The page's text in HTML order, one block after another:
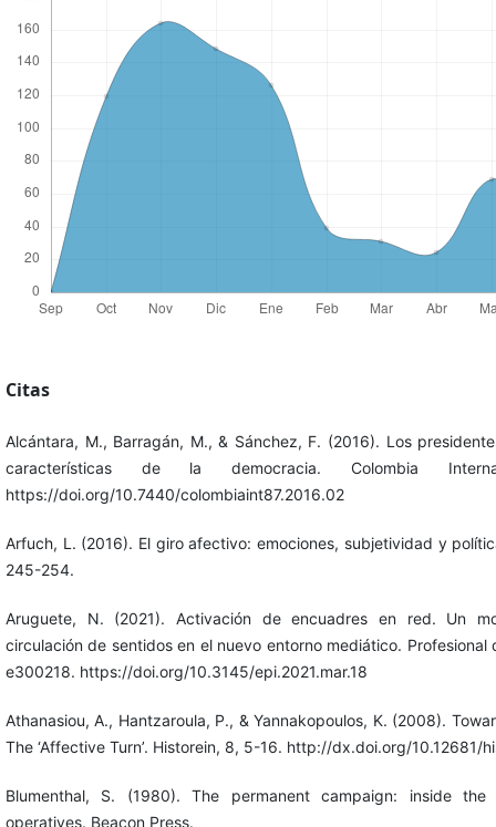
Citas
Alcántara, M., Barragán, M., & Sánchez, F. (2016). Los
características de la democracia. Colombia
https://doi.org/10.7440/colombiaint87.2016.02
Arfuch, L. (2016). El giro afectivo: emociones, subjetividad y
245-254.
Aruguete, N. (2021). Activación de encuadres en red. Un
circulación de sentidos en el nuevo entorno mediático.
e300218. https://doi.org/10.3145/epi.2021.mar.18
Athanasiou, A., Hantzaroula, P., & Yannakopoulos, K. (2008).
The ‘Affective Turn’. Historein, 8, 5-16. http://dx.doi.org/10.12681/
Blumenthal, S. (1980). The permanent campaign: inside
operatives. Beacon Press.